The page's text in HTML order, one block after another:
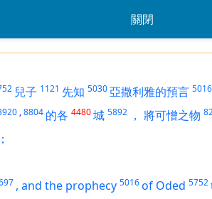
關閉
兒子 1121 先知 5030亞撒利雅的預言 5016
,8804 的各 4480城 5892 ， 將可憎之物
；
, and the prophecy 5016of Oded 5752